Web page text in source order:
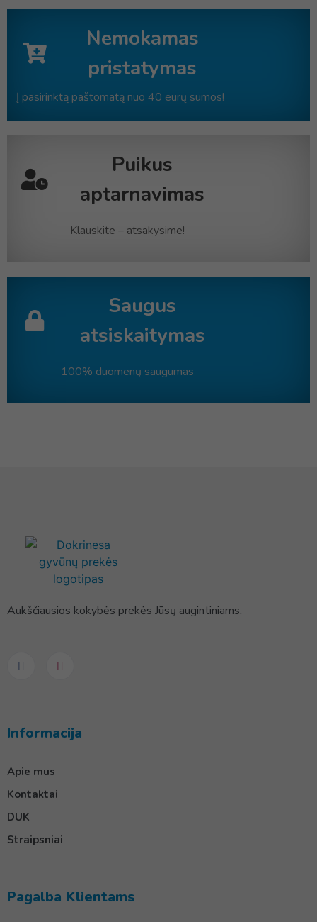
Nemokamas
pristatymas
Į pasirinktą paštomatą nuo 40 eurų sumos!
Puikus
aptarnavimas
Klauskite – atsakysime!
Saugus
atsiskaitymas
100% duomenų saugumas
Aukščiausios kokybės prekės Jūsų augintiniams.
Informacija
Apie mus
Kontaktai
DUK
Straipsniai
Pagalba Klientams